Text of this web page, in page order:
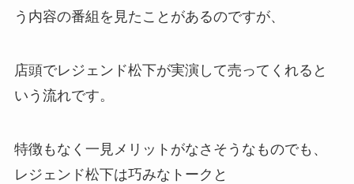
う内容の番組を見たことがあるのですが、
店頭でレジェンド松下が実演して売ってくれると
いう流れです。
特徴もなく一見メリットがなさそうなものでも、
レジェンド松下は巧みなトークと